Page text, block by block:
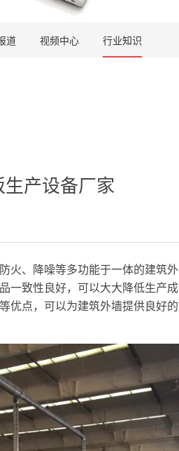
道 视频中心 行业知识
产设备厂家
火、降噪等多功能于一体的建筑外
一致性良好，可以大大降低生产成
优点，可以为建筑外墙提供良好的